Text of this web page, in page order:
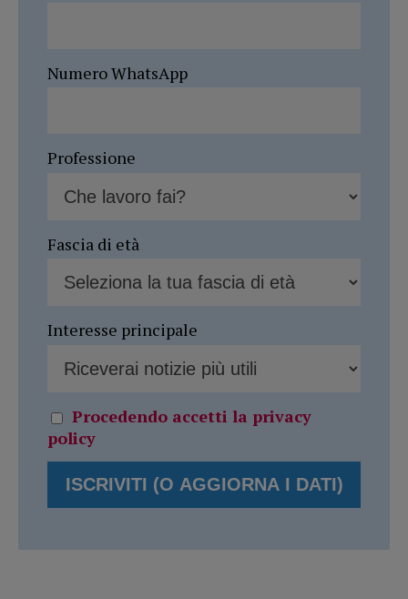
Numero WhatsApp
Professione
Fascia di età
Interesse principale
Procedendo accetti la privacy
policy